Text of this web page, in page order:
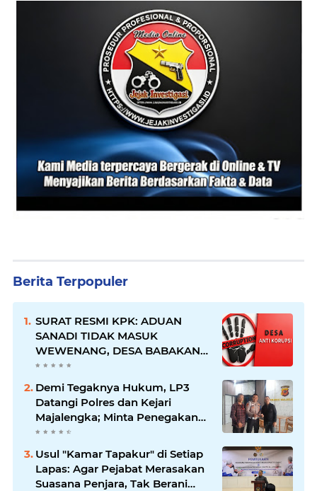
Berita Terpopuler
SURAT RESMI KPK: ADUAN
SANADI TIDAK MASUK
WEWENANG, DESA BABAKAN
JUSTRU DITETAPKAN DESA
ANTI KORUPSI OLEH
KEJAKSAAN
Demi Tegaknya Hukum, LP3
Datangi Polres dan Kejari
Majalengka; Minta Penegakan
Proporsional: Restoratif untuk
Lemah, Tegas untuk Narkoba &
Oknum
Usul "Kamar Tapakur" di Setiap
Lapas: Agar Pejabat Merasakan
Suasana Penjara, Tak Berani